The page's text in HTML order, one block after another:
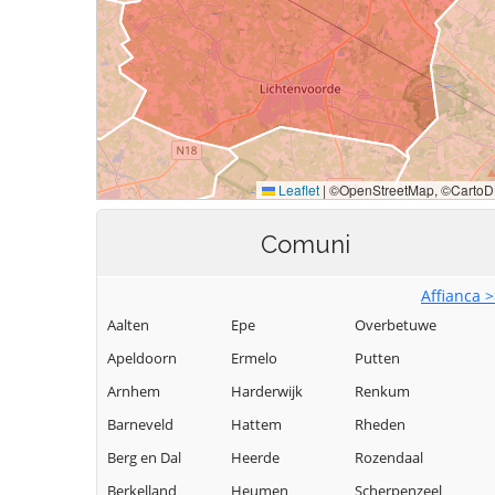
Comuni
Affianca
Aalten
Apeldoorn
Arnhem
Barneveld
Berg en Dal
Berkelland
Epe
Ermelo
Harderwijk
Hattem
Heerde
Heumen
Overbetuwe
Putten
Renkum
Rheden
Rozendaal
Scherpenzeel